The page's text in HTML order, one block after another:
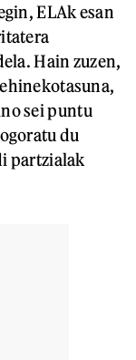
ELAk esan
Hain zuzen,
sei puntu
du
partzialak